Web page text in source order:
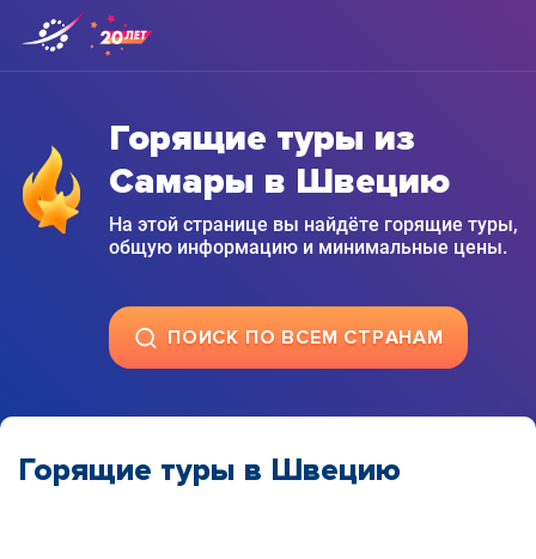
Горящие туры из
Самары в Швецию
На этой странице вы найдёте горящие туры,
общую информацию и минимальные цены.
ПОИСК ПО ВСЕМ СТРАНАМ
Горящие туры в Швецию